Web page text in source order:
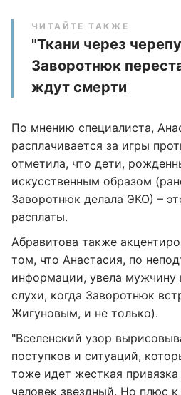
ЧИТАЙТЕ ТАКЖЕ
"Ткани через
Заворотнюк
ждут смерти
По мнению специалиста,
расплачивается за игры
отметила, что дети,
искусственным образом
Заворотнюк делала ЭКО) –
расплаты.
Абравитова также
том, что Анастасия, по
информации, увела мужчину
слухи, когда Заворотнюк
Жигуновым, и не только).
"Вселенский узор
поступков и ситуаций,
тоже идет жесткая
человек звездный. Но плюс